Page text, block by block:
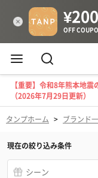
【重要】令和8年熊本地
（2026年7月29日更新）
タンプホーム > ブランド
現在の絞り込み条件
シーン